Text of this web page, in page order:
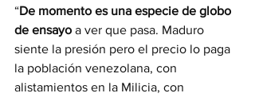
“De momento es una especie de globo
de ensayo a ver que pasa. Maduro
siente la presión pero el precio lo paga
la población venezolana, con
alistamientos en la Milicia, con